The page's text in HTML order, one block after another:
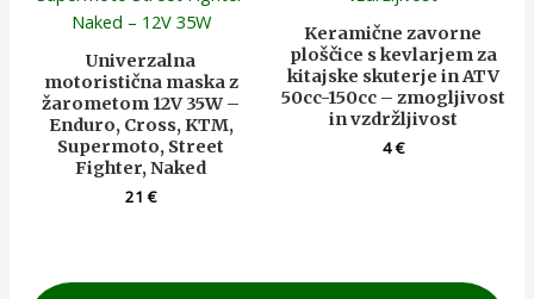
Univerzalna
motoristična maska z
žarometom 12V 35W –
Enduro, Cross, KTM,
Supermoto, Street
Fighter, Naked
21€
Keramične zavorne
ploščice s kevlarjem za
kitajske skuterje in ATV
50cc-150cc – zmogljivost
in vzdržljivost
4€